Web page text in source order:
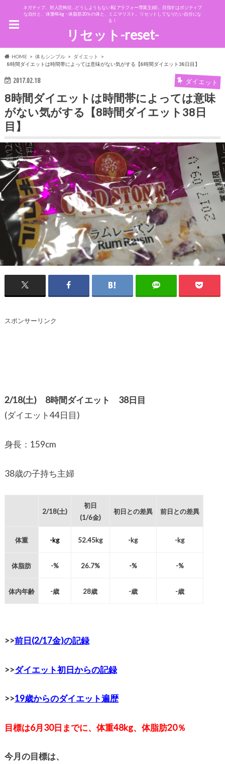
ネガティブ、対人恐怖症…どうしようもない私(アラフォー専業主婦)。目指すはポジティブ
な自分と、体重48kg・体脂肪20％の体と、ミニマリスト。リセットしてなりたい自分にな
る！
リセット-reset-
HOME 体もシンプル
ダイエット
8時間ダイエットは時間帯によっては意味がない気がする【8時間ダイエット38日目】
2017.02.18 ダイエット
8時間ダイエットは時間帯によっては意味
がない気がする【8時間ダイエット38日
目】
スポンサーリンク
2/18(土) 8時間ダイエット 38日目
(ダイエット44日目)
身長：159cm
38歳の子持ち主婦
2/18(土)
初日
(1/6金)
初日との差異 前日との差異
体重 -kg 52.45kg -kg -kg
体脂肪 -% 26.7% -% -%
体内年齢 -歳 28歳 -歳 -歳
>>前日(2/17金)の記録
>>ダイエット初日からの記録
>>19歳からのダイエット遍歴
目標は6月30日までに、 体重48kg、体脂肪20％
今月の目標は、